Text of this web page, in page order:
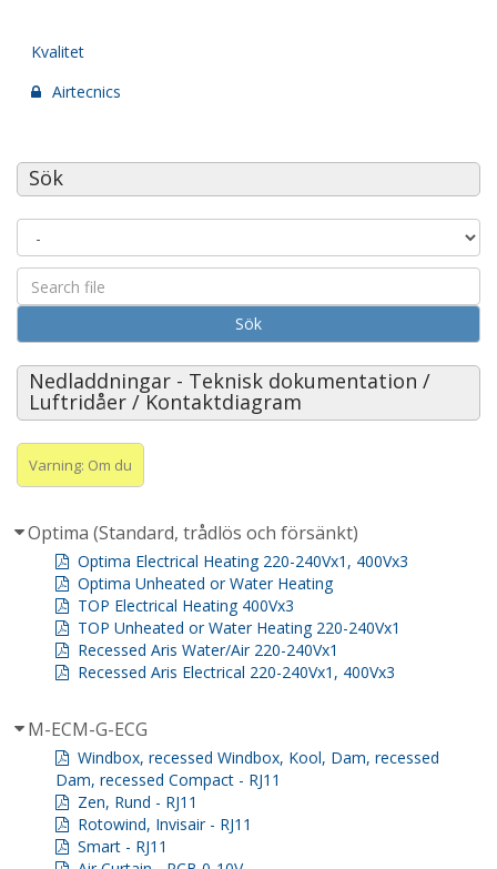
Kvalitet
Airtecnics
Sök
Sök
Nedladdningar - Teknisk dokumentation /
Luftridåer / Kontaktdiagram
Varning: Om du
Optima (Standard, trådlös och försänkt)
Optima Electrical Heating 220-240Vx1, 400Vx3
Optima Unheated or Water Heating
TOP Electrical Heating 400Vx3
TOP Unheated or Water Heating 220-240Vx1
Recessed Aris Water/Air 220-240Vx1
Recessed Aris Electrical 220-240Vx1, 400Vx3
M-ECM-G-ECG
Windbox, recessed Windbox, Kool, Dam, recessed
Dam, recessed Compact - RJ11
Zen, Rund - RJ11
Rotowind, Invisair - RJ11
Smart - RJ11